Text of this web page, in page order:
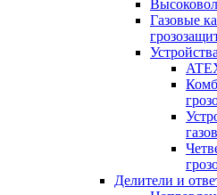
Газовые
Делители и